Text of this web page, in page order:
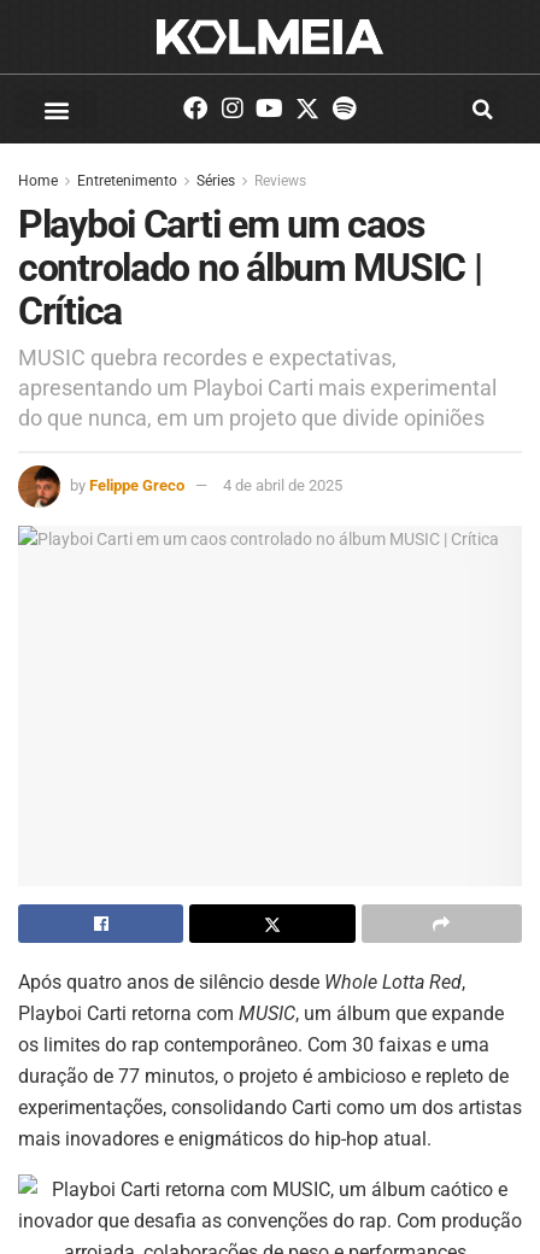
Home Entretenimento Séries Reviews
Playboi Carti em um caos
controlado no álbum MUSIC |
Crítica
MUSIC quebra recordes e expectativas,
apresentando um Playboi Carti mais experimental
do que nunca, em um projeto que divide opiniões
by Felippe Greco 4 de abril de 2025
Após quatro anos de silêncio desde Whole Lotta Red,
Playboi Carti retorna com MUSIC, um álbum que expande
os limites do rap contemporâneo. Com 30 faixas e uma
duração de 77 minutos, o projeto é ambicioso e repleto de
experimentações, consolidando Carti como um dos artistas
mais inovadores e enigmáticos do hip-hop atual.